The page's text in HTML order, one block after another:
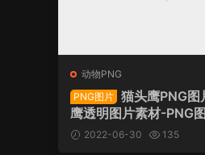
动物PNG
PNG图片 猫头鹰PNG图
鹰透明图片素材-PNG
载 2022-06-30 135